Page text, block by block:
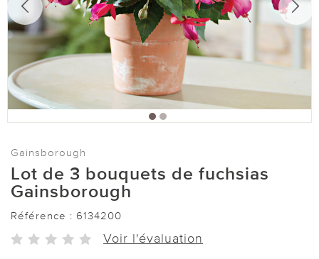
Gainsborough
Lot de 3 bouquets de fuchsias
Gainsborough
Référence : 6134200
Voir l'évaluation